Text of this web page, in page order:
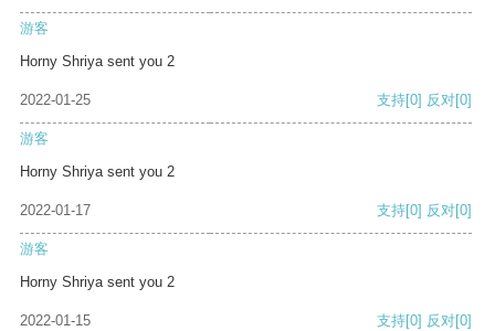
游客
Horny Shriya sent you 2
2022-01-25 支持[0] 反对[0]
游客
Horny Shriya sent you 2
2022-01-17 支持[0] 反对[0]
游客
Horny Shriya sent you 2
2022-01-15 支持[0] 反对[0]